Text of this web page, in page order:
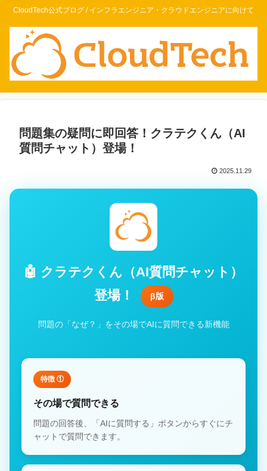
CloudTech公式ブログ / インフラエンジニア・クラウドエンジニアに向けて
問題集の疑問に即回答！クラテクくん（AI
質問チャット）登場！
2025.11.29
🤖 クラテクくん（AI質問チャット）
登場！
β版
問題の「なぜ？」をその場でAIに質問できる新機能
特徴 ①
その場で質問できる
問題の回答後、「AIに質問する」ボタンからすぐにチ
ャットで質問できます。